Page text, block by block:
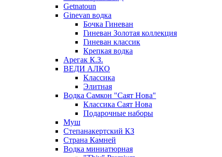
Getnatoun
Ginevan водка
Бочка Гиневан
Гиневан Золотая коллекция
Гиневан классик
Крепкая водка
Арегак К.З.
ВЕДИ АЛКО
Классика
Элитная
Водка Самкон "Саят Нова"
Классика Саят Нова
Подарочные наборы
Муш
Степанакертский КЗ
Страна Камней
Водка миниатюрная